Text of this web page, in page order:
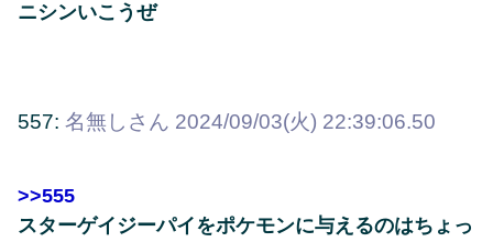
ニシンいこうぜ
557: 名無しさん 2024/09/03(火) 22:39:06.50
>>555
スターゲイジーパイをポケモンに与えるのはちょっ